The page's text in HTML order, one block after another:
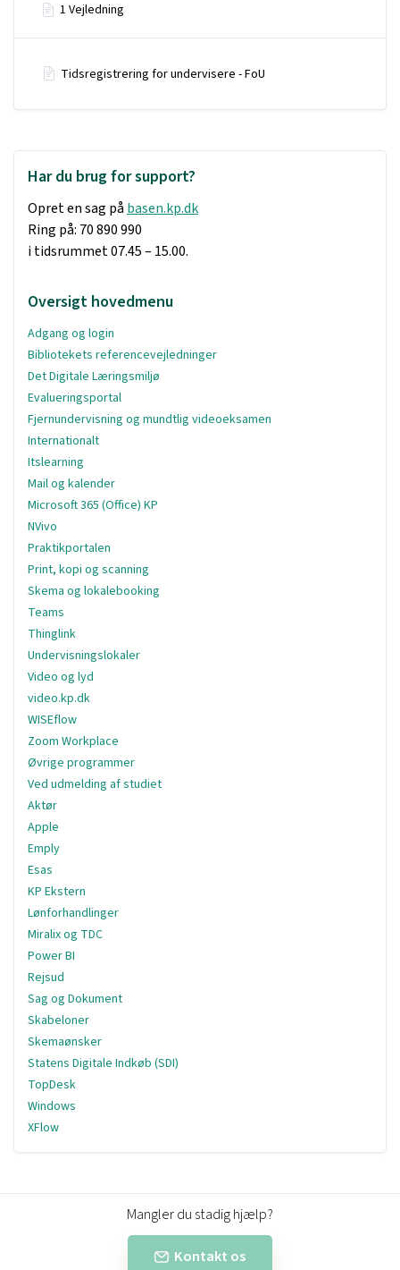
Har du brug for support?
Opret en sag på basen.kp.dk
Ring på: 70 890 990
i tidsrummet 07.45 – 15.00.
Oversigt hovedmenu
Adgang og login
Bibliotekets referencevejledninger
Det Digitale Læringsmiljø
Evalueringsportal
Fjernundervisning og mundtlig videoeksamen
Internationalt
Itslearning
Mail og kalender
Microsoft 365 (Office) KP
NVivo
Praktikportalen
Print, kopi og scanning
Skema og lokalebooking
Teams
Thinglink
Undervisningslokaler
Video og lyd
video.kp.dk
WISEflow
Zoom Workplace
Øvrige programmer
Ved udmelding af studiet
Aktør
Apple
Emply
Esas
KP Ekstern
Lønforhandlinger
Miralix og TDC
Power BI
Rejsud
Sag og Dokument
Skabeloner
Skemaønsker
Statens Digitale Indkøb (SDI)
TopDesk
Windows
XFlow
1 Vejledning
Tidsregistrering for undervisere - FoU
Mangler du stadig hjælp?
Kontakt os